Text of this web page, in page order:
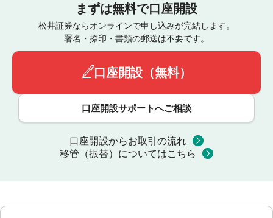
まずは無料で口座開設
松井証券ならオンラインで申し込みが完結します。
署名・捺印・書類の郵送は不要です。
口座開設（無料）
口座開設サポートへご相談
口座開設からお取引の流れ
移管（振替）についてはこちら